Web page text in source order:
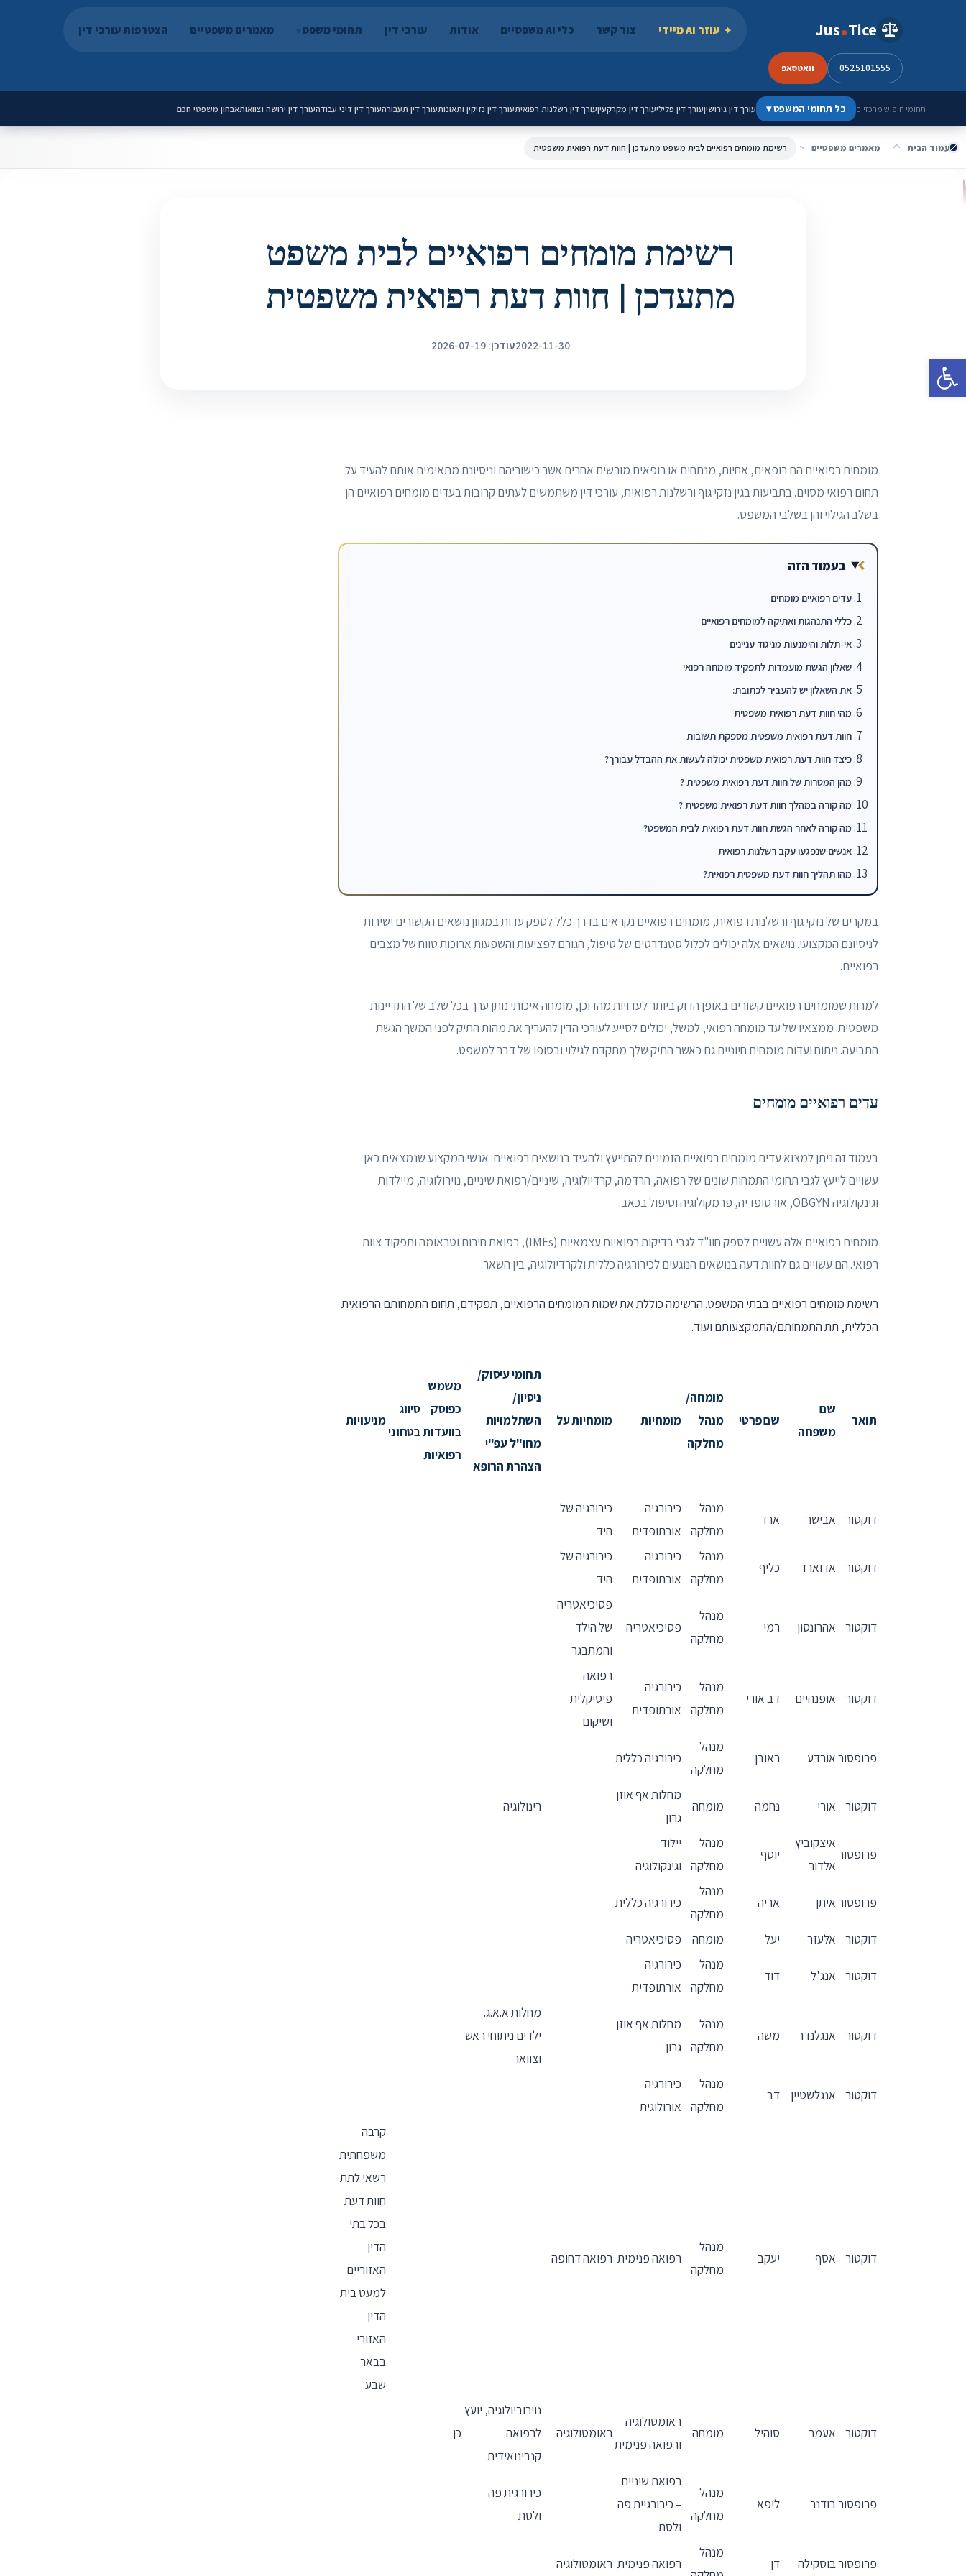
פתח סרגל נגישות
Jus Tice עוזר AI מיידי צור קשר כלי AI משפטיים אודות עורכי דין תחומי משפט מאמרים משפטיים הצטרפות עורכי דין
0525101555 וואטסאפ
תחומי חיפוש מרכזיים כל תחומי המשפט▾ עורך דין גירושיןעורך דין פליליעורך דין מקרקעיןעורך דין רשלנות רפואיתעורך דין נזיקין ותאונותעורך דין תעבורהעורך דין דיני עבודהעורך דין ירושה וצוואותאבחון משפטי חכם
עמוד הבית מאמרים משפטיים רשימת מומחים רפואיים לבית משפט מתעדכן | חוות דעת רפואית משפטית
רשימת מומחים רפואיים לבית משפט
מתעדכן | חוות דעת רפואית משפטית
2022-11-30עודכן: 2026-07-19
מומחים רפואיים הם רופאים, אחיות, מנתחים או רופאים מורשים אחרים אשר כישוריהם וניסיונם מתאימים אותם להעיד על
תחום רפואי מסוים. בתביעות בגין נזקי גוף ורשלנות רפואית, עורכי דין משתמשים לעתים קרובות בעדים מומחים רפואיים הן
בשלב הגילוי והן בשלבי המשפט.
בעמוד הזה
עדים רפואיים מומחים
כללי התנהגות ואתיקה למומחים רפואיים
אי-תלות והימנעות מניגוד עניינים
שאלון הגשת מועמדות לתפקיד מומחה רפואי
את השאלון יש להעביר לכתובת:
מהי חוות דעת רפואית משפטית
חוות דעת רפואית משפטית מספקת תשובות
כיצד חוות דעת רפואית משפטית יכולה לעשות את ההבדל עבורך?
מהן המטרות של חוות דעת רפואית משפטית ?
מה קורה במהלך חוות דעת רפואית משפטית ?
מה קורה לאחר הגשת חוות דעת רפואית לבית המשפט?
אנשים שנפגעו עקב רשלנות רפואית
מהו תהליך חוות דעת משפטית רפואית?
במקרים של נזקי גוף ורשלנות רפואית, מומחים רפואיים נקראים בדרך כלל לספק עדות במגוון נושאים הקשורים ישירות
לניסיונם המקצועי. נושאים אלה יכולים לכלול סטנדרטים של טיפול, הגורם לפציעות והשפעות ארוכות טווח של מצבים
רפואיים.
למרות שמומחים רפואיים קשורים באופן הדוק ביותר לעדויות מהדוכן, מומחה איכותי נותן ערך בכל שלב של התדיינות
משפטית. ממצאיו של עד מומחה רפואי, למשל, יכולים לסייע לעורכי הדין להעריך את מהות התיק לפני המשך הגשת
התביעה. ניתוח ועדות מומחים חיוניים גם כאשר התיק שלך מתקדם לגילוי ובסופו של דבר למשפט.
עדים רפואיים מומחים
בעמוד זה ניתן למצוא עדים מומחים רפואיים הזמינים להתייעץ ולהעיד בנושאים רפואיים. אנשי המקצוע שנמצאים כאן
עשויים לייעץ לגבי תחומי התמחות שונים של רפואה, הרדמה, קרדיולוגיה, שיניים/רפואת שיניים, נוירולוגיה, מיילדות
וגינקולוגיה OBGYN, אורטופדיה, פרמקולוגיה וטיפול בכאב.
מומחים רפואיים אלה עשויים לספק חוו"ד לגבי בדיקות רפואיות עצמאיות (IMEs), רפואת חירום וטראומה ותפקוד צוות
רפואי. הם עשויים גם לחוות דעה בנושאים הנוגעים לכירורגיה כללית ולקרדיולוגיה, בין השאר.
רשימת מומחים רפואיים בבתי המשפט. הרשימה כוללת את שמות המומחים הרפואיים, תפקידם, תחום התמחותם הרפואית
הכללית, תת התמחותם/התמקצעותם ועוד.
תואר
שם
משפחה
שם פרטי
מומחה/
מנהל
מחלקה
מומחיות מומחיות על
תחומי עיסוק/
ניסיון/
השתלמויות
מחו"ל עפ"י
הצהרת הרופא
משמש
כפוסק
בוועדות
רפואיות
סיווג
בטחוני
מניעויות
דוקטור אבישר ארז
מנהל
מחלקה
כירורגיה
אורתופדית
כירורגיה של
היד
דוקטור אדוארד כליף
מנהל
מחלקה
כירורגיה
אורתופדית
כירורגיה של
היד
דוקטור אהרונסון רמי
מנהל
מחלקה
פסיכיאטריה
פסיכיאטריה
של הילד
והמתבגר
דוקטור אופנהיים דב אורי
מנהל
מחלקה
כירורגיה
אורתופדית
רפואה
פיסיקלית
ושיקום
פרופסוראורדע ראובן
מנהל
מחלקה
כירורגיה כללית
דוקטור אורי נחמה מומחה
מחלות אף אוזן
גרון
רינולוגיה
פרופסור
איצקוביץ
אלדור
יוסף
מנהל
מחלקה
יילוד
וגינקולוגיה
פרופסוראיתן אריה
מנהל
מחלקה
כירורגיה כללית
דוקטור אלעזר יעל מומחה פסיכיאטריה
דוקטור אנג'ל דוד
מנהל
מחלקה
כירורגיה
אורתופדית
דוקטור אנגלנדר משה
מנהל
מחלקה
מחלות אף אוזן
גרון
מחלות א.א.ג.
ילדים ניתוחי ראש
וצוואר
דוקטור אנגלשטיין דב
מנהל
מחלקה
כירורגיה
אורולוגית
דוקטור אסף יעקב
מנהל
מחלקה
רפואה פנימית רפואה דחופה
קרבה
משפחתית
רשאי לתת
חוות דעת
בכל בתי
הדין
האזוריים
למעט בית
הדין
האזורי
בבאר
שבע.
דוקטור אעמר סוהיל מומחה
ראומטולוגיה
ורפואה פנימית
ראומטולוגיה
נוירוביולוגיה, יועץ
לרפואה
קנבינואידית
כן
פרופסורבודנר ליפא
מנהל
מחלקה
רפואת שיניים
– כירורגיית פה
ולסת
כירורגית פה
ולסת
פרופסורבוסקילה דן
מנהל
רפואה פנימית ראומטולוגיה